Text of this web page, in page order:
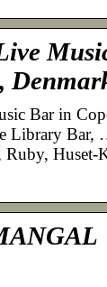
Bar in
Library Bar,
Ruby,